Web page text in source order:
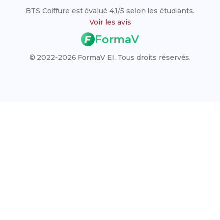
Les BTS en Services et Social
Liste des établissements
Résultats des examens 2026
Calendrier des examens 2026
Rattrapage 2026
BTS Coiffure est évalué 4,1/5 selon les étudiants.
Voir les avis
FormaV
© 2022-2026 FormaV EI. Tous droits réservés.